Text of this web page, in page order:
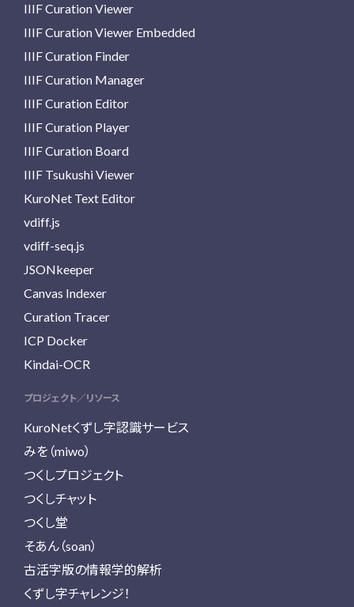
IIIF Curation Viewer
IIIF Curation Viewer Embedded
IIIF Curation Finder
IIIF Curation Manager
IIIF Curation Editor
IIIF Curation Player
IIIF Curation Board
IIIF Tsukushi Viewer
KuroNet Text Editor
vdiff.js
vdiff-seq.js
JSONkeeper
Canvas Indexer
Curation Tracer
ICP Docker
Kindai-OCR
プロジェクト／リソース
KuroNetくずし字認識サービス
みを（miwo）
つくしプロジェクト
つくしチャット
つくし堂
そあん（soan）
古活字版の情報学的解析
くずし字チャレンジ！